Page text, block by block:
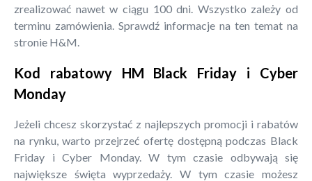
zrealizować nawet w ciągu 100 dni. Wszystko zależy od
terminu zamówienia. Sprawdź informacje na ten temat na
stronie H&M.
Kod rabatowy HM Black Friday i Cyber
Monday
Jeżeli chcesz skorzystać z najlepszych promocji i rabatów
na rynku, warto przejrzeć ofertę dostępną podczas Black
Friday i Cyber Monday. W tym czasie odbywają się
największe święta wyprzedaży. W tym czasie możesz